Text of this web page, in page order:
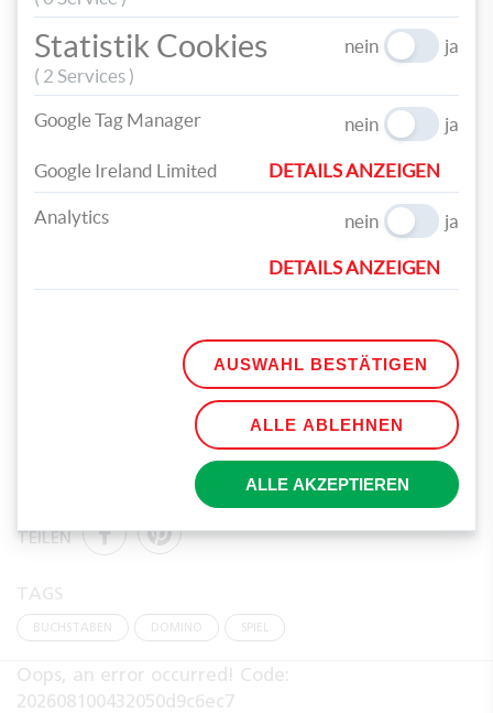
Gib etwas Farbe auf ein Stück Karton und stemple die
Buchstaben nach Vorlage auf die schwarze Rückseite der
Und jetzt heißt’s: anlegen, zuordnen, jubeln – wer findet das
passende Farb-Buchstaben-Paar am schnellsten?
TEILEN
TAGS
BUCHSTABEN DOMINO SPIEL
Oops, an error occurred! Code:
202608100432050d9c6ec7
Statistik Cookies
( 2 Services )
nein ja
Google Tag Manager nein ja
Google Ireland Limited DETAILS ANZEIGEN
Analytics nein ja
DETAILS ANZEIGEN
AUSWAHL BESTÄTIGEN
ALLE ABLEHNEN
ALLE AKZEPTIEREN